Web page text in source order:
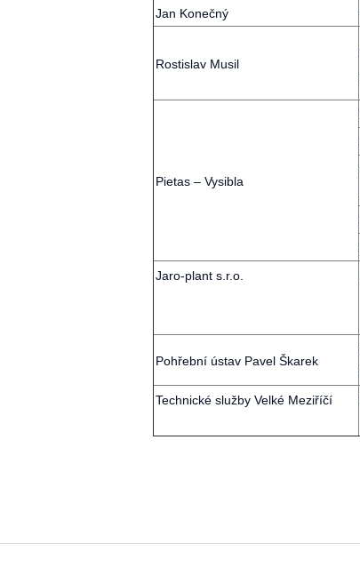
Jan Konečný
Rostislav Musil
Pietas – Vysibla
Jaro-plant s.r.o.
Pohřební ústav Pavel Škarek
Technické služby Velké Meziříčí